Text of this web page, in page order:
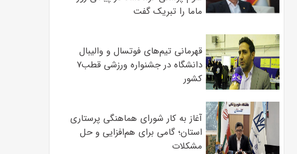
ماما را تبریک گفت
قهرمانی تیم‌های فوتسال و والیبال
دانشگاه در جشنواره ورزشی قطب۷
کشور
آغاز به کار شورای هماهنگی پرستاری
استان؛ گامی برای هم‌افزایی و حل
مشکلات